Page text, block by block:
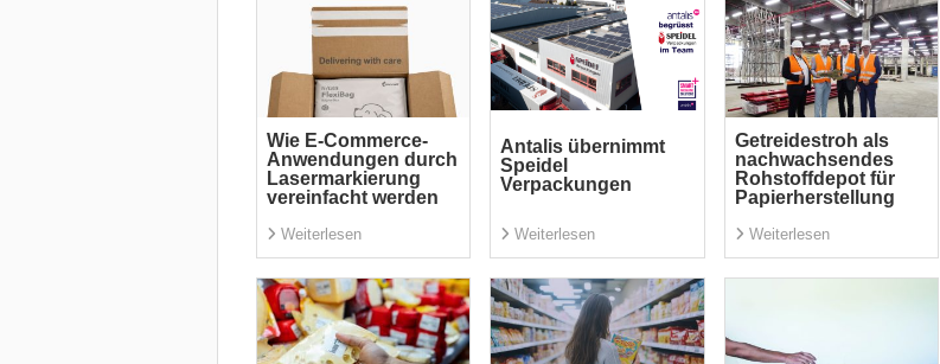
Wie E-Commerce-
Anwendungen durch
Lasermarkierung
vereinfacht werden
Weiterlesen
Antalis übernimmt
Speidel
Verpackungen
Weiterlesen
Getreidestroh als
nachwachsendes
Rohstoffdepot für
Papierherstellung
Weiterlesen